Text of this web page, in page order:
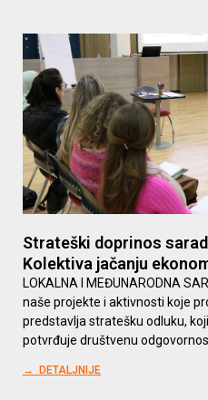
Strateški doprinos
Kolektiva jačanju
LOKALNA I MEĐUNARODNA
naše projekte i aktivnosti koje
predstavlja stratešku odluku,
potvrđuje društvenu
→ DETALJNIJE